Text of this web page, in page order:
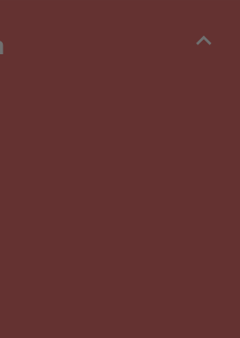
keyboard_arrow_up